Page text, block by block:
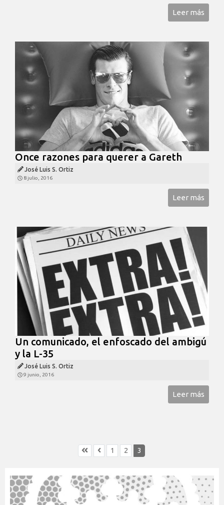
Leer más
Once razones para querer a Gareth
José Luis S. Ortiz
8 julio, 2016
Leer más
Un comunicado, el enfoscado del ambigú
y la L-35
José Luis S. Ortiz
9 junio, 2016
Leer más
1 2 3